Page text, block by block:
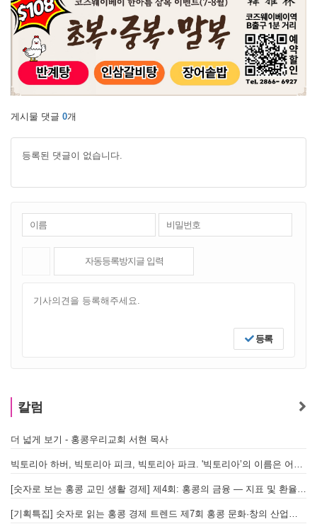
게시물 댓글 0개
등록된 댓글이 없습니다.
등록
칼럼
더 넓게 보기 - 홍콩우리교회 서현 목사